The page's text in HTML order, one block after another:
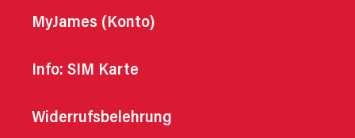
MyJames (Konto)
Info: SIM Karte
Widerrufsbelehrung